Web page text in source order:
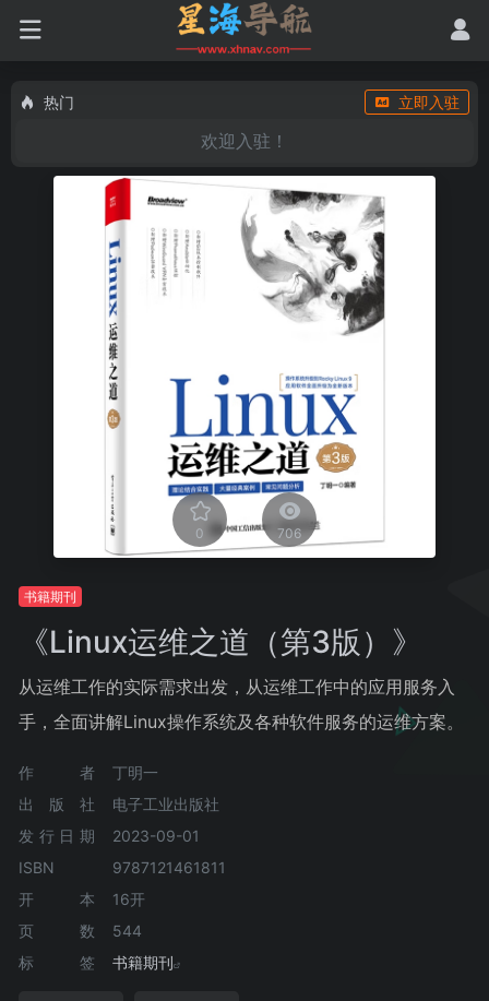
热门 立即入驻
欢迎入驻！
0 706
书籍期刊
《Linux运维之道（第3版）》
从运维工作的实际需求出发，从运维工作中的应用服务入
手，全面讲解Linux操作系统及各种软件服务的运维方案。
作者
丁明一
出版社
电子工业出版社
发行日期
2023-09-01
ISBN
9787121461811
开本
16开
页数
544
标签
书籍期刊